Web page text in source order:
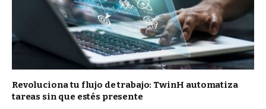
Revoluciona tu flujo de trabajo: TwinH automatiza
tareas sin que estés presente